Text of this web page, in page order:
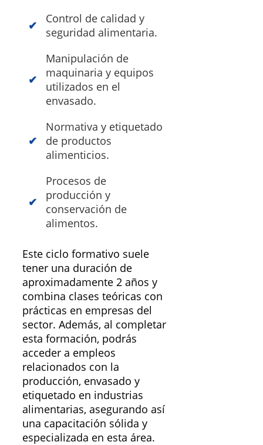
Control de calidad y
seguridad alimentaria.
Manipulación de
maquinaria y equipos
utilizados en el
envasado.
Normativa y etiquetado
de productos
alimenticios.
Procesos de
producción y
conservación de
alimentos.
Este ciclo formativo suele
tener una duración de
aproximadamente 2 años y
combina clases teóricas con
prácticas en empresas del
sector. Además, al completar
esta formación, podrás
acceder a empleos
relacionados con la
producción, envasado y
etiquetado en industrias
alimentarias, asegurando así
una capacitación sólida y
especializada en esta área.